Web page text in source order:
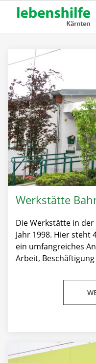
Werkstätte
Die Werkstätte in
Jahr 1998. Hier steht
ein umfangreiches
Arbeit,